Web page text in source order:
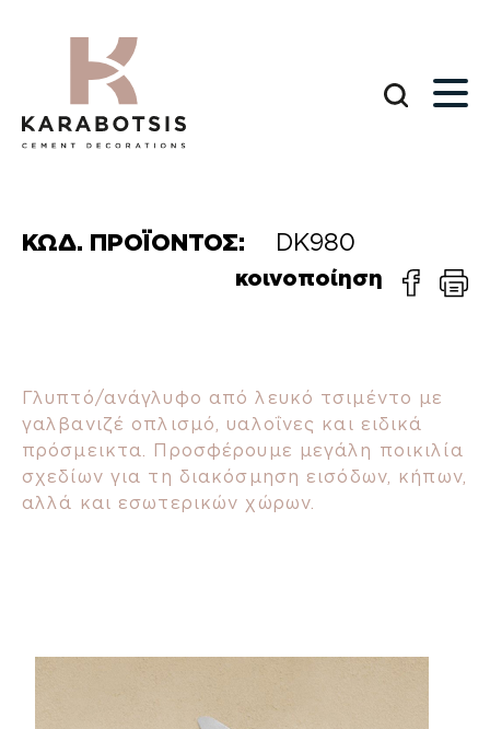
ΚΩΔ. ΠΡΟΪΟΝΤΟΣ: DK980
κοινοποίηση
Γλυπτό/ανάγλυφο από λευκό τσιμέντο με
γαλβανιζέ οπλισμό, υαλοΐνες και ειδικά
πρόσμεικτα. Προσφέρουμε μεγάλη ποικιλία
σχεδίων για τη διακόσμηση εισόδων, κήπων,
αλλά και εσωτερικών χώρων.